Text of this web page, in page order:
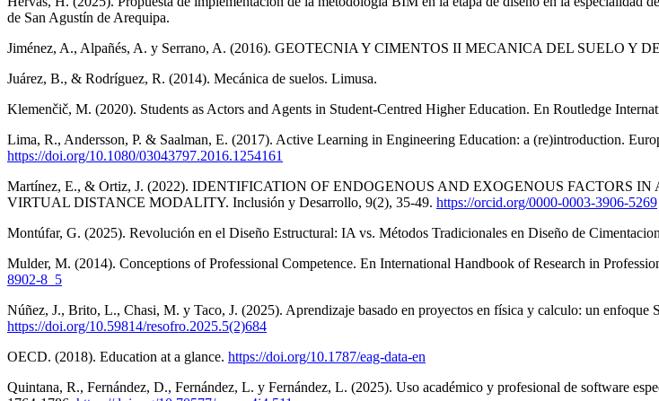
de San Agustín de Arequipa.
Jiménez, A., Alpañés, A. y Serrano, A. (2016). GEOTECNIA Y CIMENTOS II MECANICA DEL SUELO Y
Juárez, B., & Rodríguez, R. (2014). Mecánica de suelos. Limusa.
Klemenčič, M. (2020). Students as Actors and Agents in Student-Centred Higher Education. En Routledge
Lima, R., Andersson, P. & Saalman, E. (2017). Active Learning in Engineering Education: a (re)introduction.
https://doi.org/10.1080/03043797.2016.1254161
Martínez, E., & Ortiz, J. (2022). IDENTIFICATION OF ENDOGENOUS AND EXOGENOUS
VIRTUAL DISTANCE MODALITY. Inclusión y Desarrollo, 9(2), 35-49. https://orcid.org/0000-0003-3906-5269
Montúfar, G. (2025). Revolución en el Diseño Estructural: IA vs. Métodos Tradicionales en Diseño de
Mulder, M. (2014). Conceptions of Professional Competence. En International Handbook of Research in
8902-8_5
Núñez, J., Brito, L., Chasi, M. y Taco, J. (2025). Aprendizaje basado en proyectos en física y calculo: un
https://doi.org/10.59814/resofro.2025.5(2)684
OECD. (2018). Education at a glance. https://doi.org/10.1787/eag-data-en
Quintana, R., Fernández, D., Fernández, L. y Fernández, L. (2025). Uso académico y profesional de software